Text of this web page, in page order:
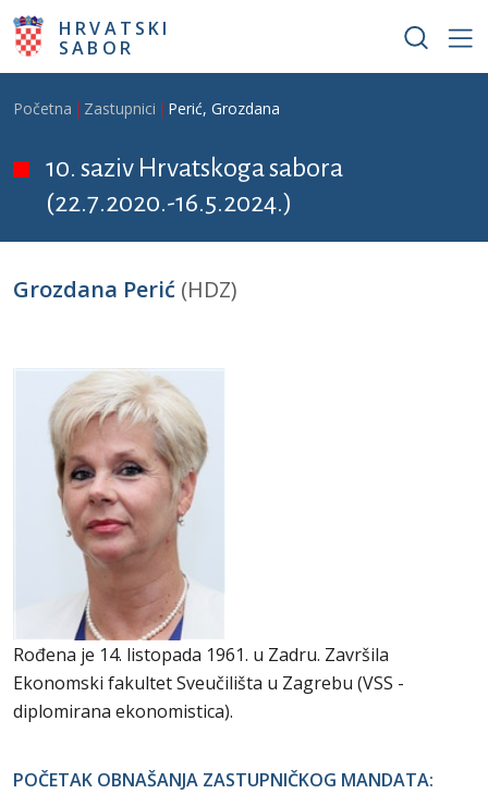
Skoči na glavni sadržaj
HRVATSKI
SABOR
Breadcrumb
Početna Zastupnici Perić, Grozdana
10. saziv Hrvatskoga sabora
(22.7.2020.-16.5.2024.)
Grozdana Perić (HDZ)
Rođena je 14. listopada 1961. u Zadru. Završila
Ekonomski fakultet Sveučilišta u Zagrebu (VSS -
diplomirana ekonomistica).
POČETAK OBNAŠANJA ZASTUPNIČKOG MANDATA: